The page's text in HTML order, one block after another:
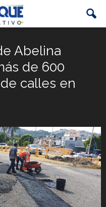
Abelina
de 600
calles en